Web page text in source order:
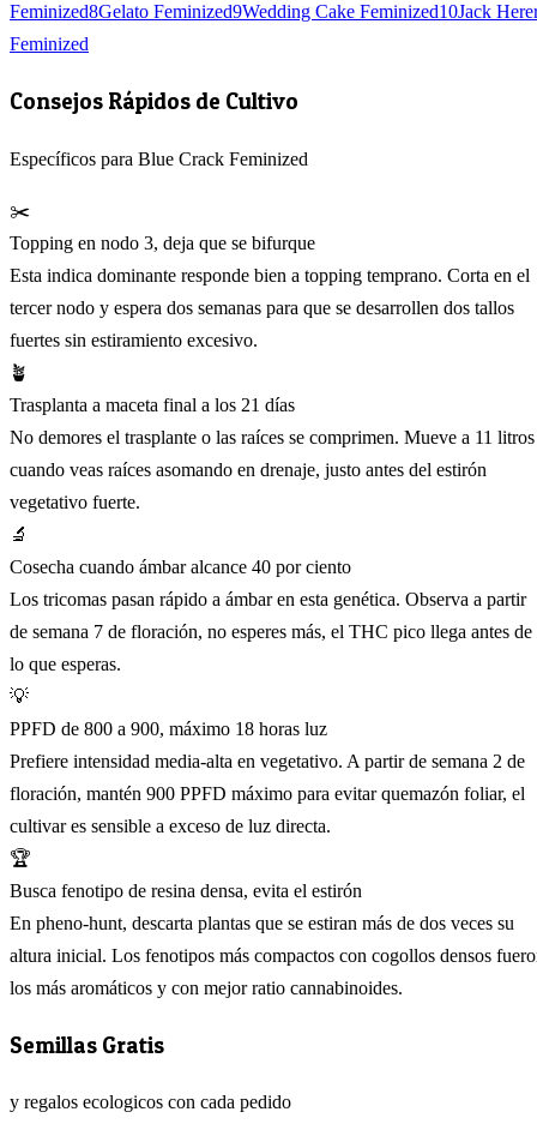
Feminized8Gelato Feminized9Wedding Cake Feminized10Jack
Feminized
Consejos Rápidos de Cultivo
Específicos para Blue Crack Feminized
✂️
Topping en nodo 3, deja que se bifurque
Esta indica dominante responde bien a topping temprano. Corta en el
tercer nodo y espera dos semanas para que se desarrollen dos tallos
fuertes sin estiramiento excesivo.
🪴
Trasplanta a maceta final a los 21 días
No demores el trasplante o las raíces se comprimen. Mueve a 11 litros
cuando veas raíces asomando en drenaje, justo antes del estirón
vegetativo fuerte.
🔬
Cosecha cuando ámbar alcance 40 por ciento
Los tricomas pasan rápido a ámbar en esta genética. Observa a partir
de semana 7 de floración, no esperes más, el THC pico llega antes de
lo que esperas.
💡
PPFD de 800 a 900, máximo 18 horas luz
Prefiere intensidad media-alta en vegetativo. A partir de semana 2 de
floración, mantén 900 PPFD máximo para evitar quemazón foliar, el
cultivar es sensible a exceso de luz directa.
🏆
Busca fenotipo de resina densa, evita el estirón
En pheno-hunt, descarta plantas que se estiran más de dos veces su
altura inicial. Los fenotipos más compactos con cogollos densos
los más aromáticos y con mejor ratio cannabinoides.
Semillas Gratis
y regalos ecologicos con cada pedido